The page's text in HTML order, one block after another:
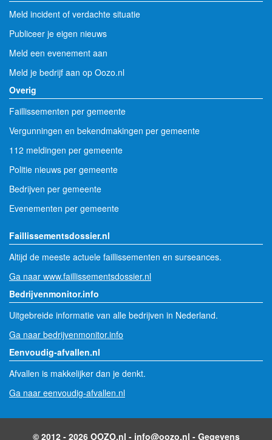
Meld incident of verdachte situatie
Publiceer je eigen nieuws
Meld een evenement aan
Meld je bedrijf aan op Oozo.nl
Overig
Faillissementen per gemeente
Vergunningen en bekendmakingen per gemeente
112 meldingen per gemeente
Politie nieuws per gemeente
Bedrijven per gemeente
Evenementen per gemeente
Faillissementsdossier.nl
Altijd de meeste actuele faillissementen en surseances.
Ga naar www.faillissementsdossier.nl
Bedrijvenmonitor.info
Uitgebreide informatie van alle bedrijven in Nederland.
Ga naar bedrijvenmonitor.info
Eenvoudig-afvallen.nl
Afvallen is makkelijker dan je denkt.
Ga naar eenvoudig-afvallen.nl
© 2012 - 2026 OOZO.nl - info@oozo.nl - Gegevens